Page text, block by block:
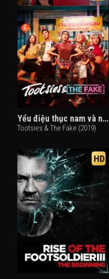
Yểu điệu thục nam và ngôi sao giả mạo
Tootsies & The Fake (2019)
HD